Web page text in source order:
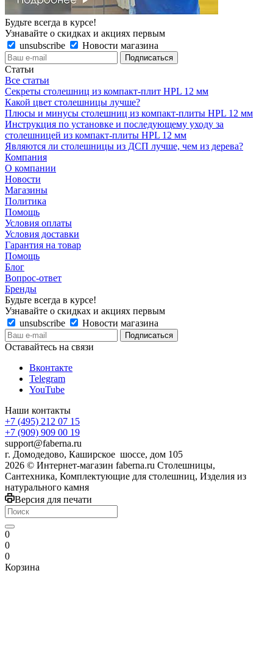
Будьте всегда в курсе!
Узнавайте о скидках и акциях первым
unsubscribe
Новости магазина
Статьи
Все статьи
Секреты столешниц из компакт-плит HPL 12 мм
Какой цвет столешницы лучше?
Плюсы и минусы столешниц из компакт-плиты HPL 12 мм
Инструкция по установке и последующему уходу за
столешницей из компакт-плиты HPL 12 мм
Являются ли столешницы из ДСП лучше, чем из дерева?
Компания
О компании
Новости
Магазины
Политика
Помощь
Условия оплаты
Условия доставки
Гарантия на товар
Помощь
Блог
Вопрос-ответ
Бренды
Будьте всегда в курсе!
Узнавайте о скидках и акциях первым
unsubscribe
Новости магазина
Оставайтесь на связи
Вконтакте
Telegram
YouTube
Наши контакты
+7 (495) 212 07 15
+7 (909) 909 00 19
support@faberna.ru
г. Домодедово, Каширское шоссе, дом 105
2026 © Интернет-магазин faberna.ru Столешницы,
Сантехника, Комплектующие для столешниц, Изделия из
натурального камня
Версия для печати
0
0
0
Корзина